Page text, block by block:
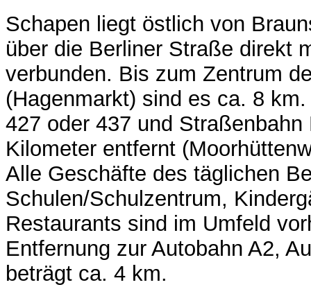
Schapen liegt östlich von
über die Berliner Straße direkt
verbunden. Bis zum Zentrum
(Hagenmarkt) sind es ca. 8
427 oder 437 und Straßenbahn
Kilometer entfernt
Alle Geschäfte des täglichen
Schulen/Schulzentrum,
Restaurants sind im Umfeld
Entfernung zur Autobahn A2,
beträgt ca. 4 km.